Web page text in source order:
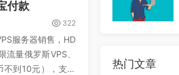
付款
322
服务器销售，HD
量俄罗斯VPS、
到10元），支持
热门文章